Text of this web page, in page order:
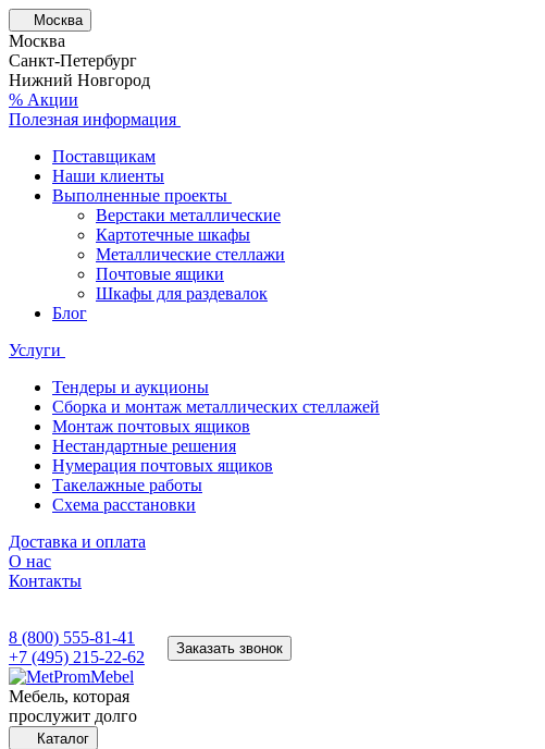
Москва
Москва
Санкт-Петербург
Нижний Новгород
% Акции
Полезная информация
Поставщикам
Наши клиенты
Выполненные проекты
Верстаки металлические
Картотечные шкафы
Металлические стеллажи
Почтовые ящики
Шкафы для раздевалок
Блог
Услуги
Тендеры и аукционы
Сборка и монтаж металлических стеллажей
Монтаж почтовых ящиков
Нестандартные решения
Нумерация почтовых ящиков
Такелажные работы
Схема расстановки
Доставка и оплата
О нас
Контакты
8 (800) 555-81-41
+7 (495) 215-22-62
Заказать звонок
Мебель, которая
прослужит долго
Каталог